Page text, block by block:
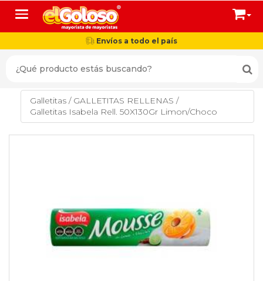
Toggle navigation
Envíos a todo el país
Galletitas / GALLETITAS RELLENAS /
Galletitas Isabela Rell. 50X130Gr Limon/Choco